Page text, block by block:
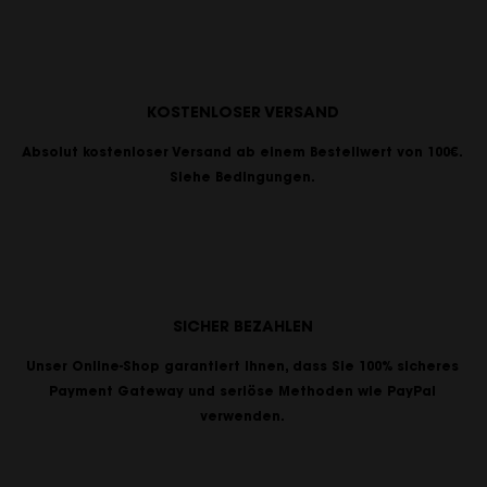
KOSTENLOSER VERSAND
Absolut kostenloser Versand ab einem Bestellwert von 100€.
Siehe Bedingungen.
SICHER BEZAHLEN
Unser Online-Shop garantiert Ihnen, dass Sie 100% sicheres
Payment Gateway und seriöse Methoden wie PayPal
verwenden.